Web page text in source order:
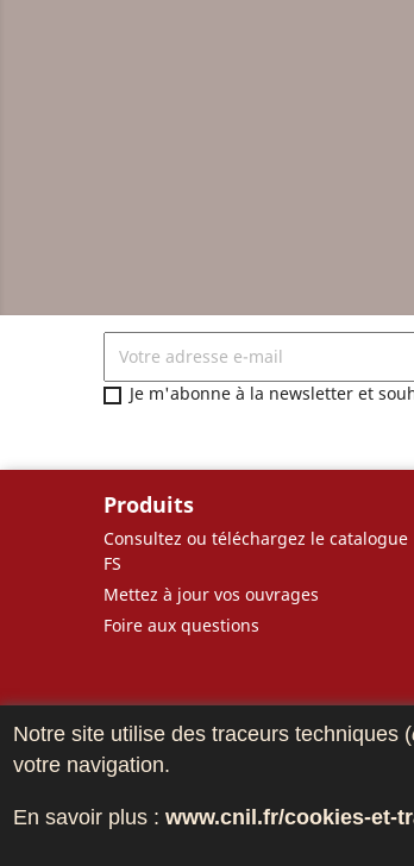
Je m'abonne à la newsletter et
Produits
Consultez ou téléchargez le catalogue
FS
Mettez à jour vos ouvrages
Foire aux questions
Notre site utilise des traceurs techniques (
votre navigation.
En savoir plus : www.cnil.fr/cookies-et-